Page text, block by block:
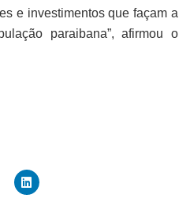
e investimentos que façam a
paraibana”, afirmou o